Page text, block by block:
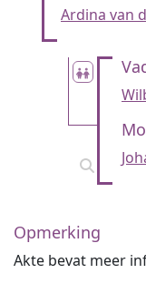
Ardina van
Opmerking
Akte bevat meer